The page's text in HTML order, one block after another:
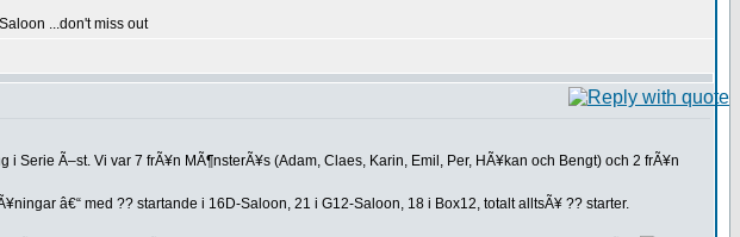
...don't miss out
Ã–st. Vi var 7 frÃ¥n MÃ¶nsterÃ¥s (Adam, Claes, Karin, Emil, Per, HÃ¥kan och Bengt) och 2 frÃ¥n
â€“ med ?? startande i 16D-Saloon, 21 i G12-Saloon, 18 i Box12, totalt alltsÃ¥ ?? starter.